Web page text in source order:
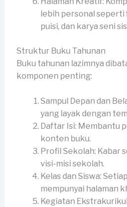
lebih personal
puisi, dan karya seni
Struktur Buku Tahunan
Buku tahunan lazimnya
komponen penting:
Sampul Depan dan
yang layak dengan
Daftar Isi: Membantu
konten buku.
Profil Sekolah: Kabar
visi-misi sekolah.
Kelas dan Siswa:
mempunyai halaman
Kegiatan